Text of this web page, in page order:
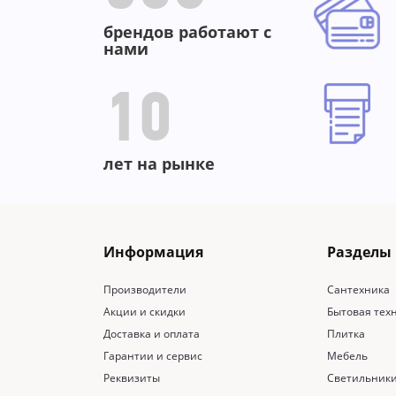
брендов работают с
нами
10
лет на рынке
Информация
Производители
Акции и скидки
Доставка и оплата
Гарантии и сервис
Реквизиты
Разделы
Сантехника
Бытовая
Плитка
Мебель